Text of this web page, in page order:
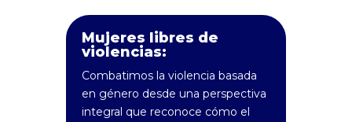
Mujeres libres de
violencias:
Combatimos la violencia basada
en género desde una perspectiva
integral que reconoce cómo el